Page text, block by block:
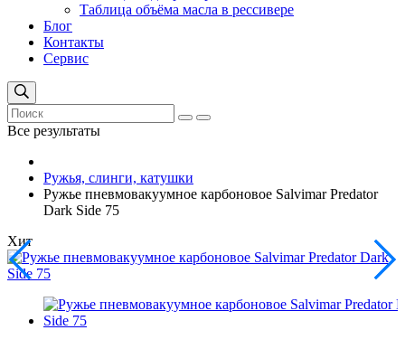
Таблица объёма масла в рессивере
Блог
Контакты
Сервис
Все результаты
Ружья, слинги, катушки
Ружье пневмовакуумное карбоновое Salvimar Predator
Dark Side 75
Хит